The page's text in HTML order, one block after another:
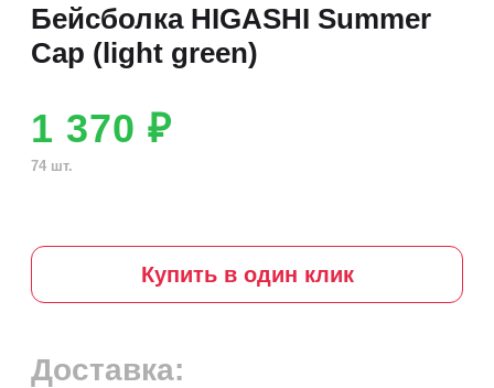
Бейсболка HIGASHI Summer
Cap (light green)
1 370 ₽
74 шт.
Купить в один клик
Доставка: